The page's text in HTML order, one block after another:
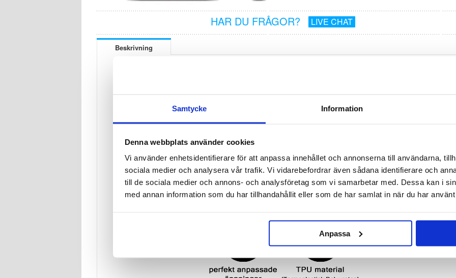
Samtycke Information
Denna webbplats använder cookies
Vi använder enhetsidentifierare för att anpassa innehållet och annonserna till användarna,
sociala medier och analysera vår trafik. Vi vidarebefordrar även sådana identifierare och
till de sociala medier och annons- och analysföretag som vi samarbetar med. Dessa kan i
med annan information som du har tillhandahållit eller som de har samlat in när du har
Anpassa
HAR DU FRÅGOR? LIVE CHAT
Beskrivning